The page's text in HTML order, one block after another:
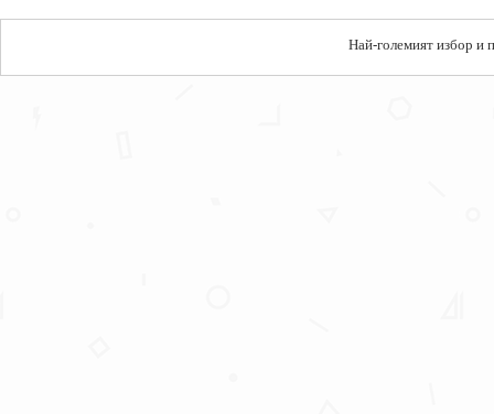
Най-големият избор и